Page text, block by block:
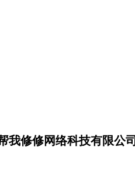
我修修网络科技有限公司